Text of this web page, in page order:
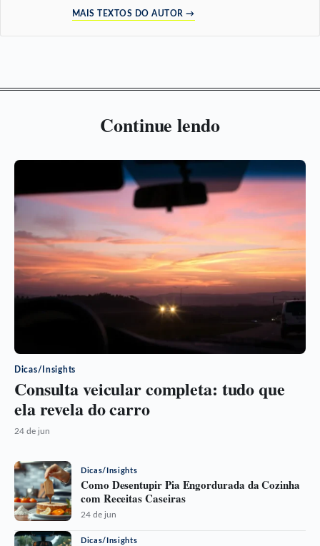
MAIS TEXTOS DO AUTOR →
Continue lendo
Dicas/Insights
Consulta veicular completa: tudo que
ela revela do carro
24 de jun
Dicas/Insights
Como Desentupir Pia Engordurada da Cozinha
com Receitas Caseiras
24 de jun
Dicas/Insights